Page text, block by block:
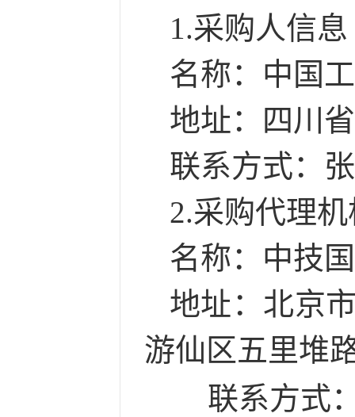
1.采购人信息
名称：中国
地址：四川
联系方式：
2.采购代理
名称：中技
地址：北京
游仙区五里堆
联系方式：